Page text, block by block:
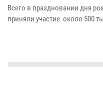
Всего в праздновании дня
приняли участие около 500